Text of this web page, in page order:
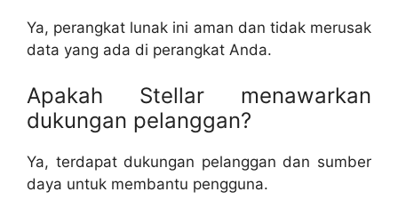
Ya, perangkat lunak ini aman dan tidak merusak
data yang ada di perangkat Anda.
Apakah Stellar menawarkan
dukungan pelanggan?
Ya, terdapat dukungan pelanggan dan sumber
daya untuk membantu pengguna.